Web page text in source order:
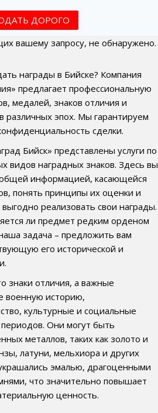
ДОРОГО
вашему запросу, не обнаружено.
награды в Бийске? Компания
предлагает профессиональную
медалей, знаков отличия и
различных эпох. Мы гарантируем
сделки.
Бийск» представлены услуги по
видов наградных знаков. Здесь вы
информацией, касающейся
понять принципы их оценки и
реализовать свои награды.
ли предмет редким орденом
задача – предложить вам
его исторической и
знаки отличия, а важные
военную историю,
культурные и социальные
Они могут быть
металлов, таких как золото и
латуни, мельхиора и других
эмалью, драгоценными
что значительно повышает
ценность.